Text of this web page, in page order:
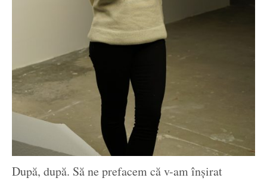
După, după. Să ne prefacem că v-am înșirat